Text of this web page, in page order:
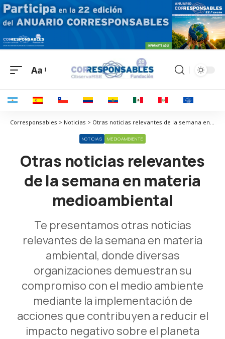
Aa
Corresponsables > Noticias > Otras noticias relevantes de la semana en materia medioambiental
NOTICIAS MEDIOAMBIENTE
Otras noticias relevantes
de la semana en materia
medioambiental
Te presentamos otras noticias
relevantes de la semana en materia
ambiental, donde diversas
organizaciones demuestran su
compromiso con el medio ambiente
mediante la implementación de
acciones que contribuyen a reducir el
impacto negativo sobre el planeta